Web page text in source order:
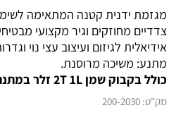
מגזמת ידנית קטנה המתאימה
צדדיים מחוזקים וגיר מקצועי
אידיאלית לגיזום ועיצוב עצי נוי
מתנע: משיכה מרוסנת.
כולל בקבוק שמן 2T 1L זלר במתנה
מק"ט: 200-2030